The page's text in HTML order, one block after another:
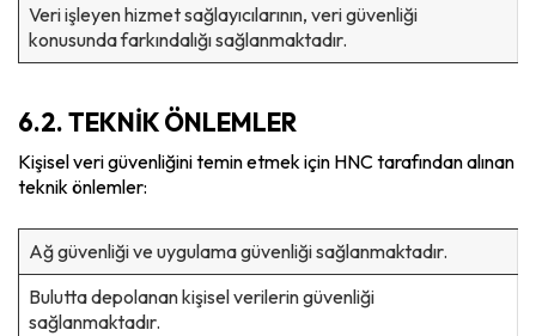
Veri işleyen hizmet sağlayıcılarının, veri güvenliği
konusunda farkındalığı sağlanmaktadır.
6.2. TEKNİK ÖNLEMLER
Kişisel veri güvenliğini temin etmek için HNC tarafından alınan
teknik önlemler:
Ağ güvenliği ve uygulama güvenliği sağlanmaktadır.
Bulutta depolanan kişisel verilerin güvenliği
sağlanmaktadır.